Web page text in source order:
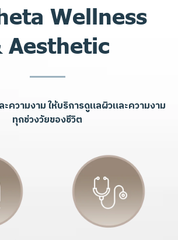
Wellness
Aesthetic
วามงาม ให้บริการดูแลผิวและความงาม
ทุกช่วงวัยของชีวิต